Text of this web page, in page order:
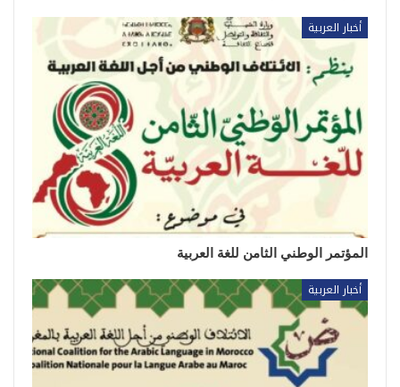
أخبار العربية
المؤتمر الوطني الثامن للغة العربية
أخبار العربية